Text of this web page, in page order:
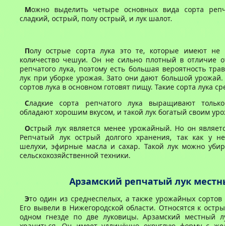
Можно выделить четыре основных вида сорта
сладкий, острый, полу острый, и лук шалот.
Полу острые сорта лука это те, которые имеют не
количество чешуи. Он не сильно плотный в отличие
репчатого лука, поэтому есть большая вероятность
лук при уборке урожая. Зато они дают большой
сортов лука в основном готовят пищу. Такие сорта лука
Сладкие сорта репчатого лука выращивают
обладают хорошим вкусом, и такой лук богатый своим
Острый лук является менее урожайный. Но он
Репчатый лук острый долгого хранения, так как у
шелухи, эфирные масла и сахар. Такой лук можно
сельскохозяйственной техники.
Арзамский репчатый лук
Это один из среднеспелых, а также урожайных сортов
Его вывели в Нижегородской области. Относятся к
одном гнезде по две луковицы. Арзамский местный